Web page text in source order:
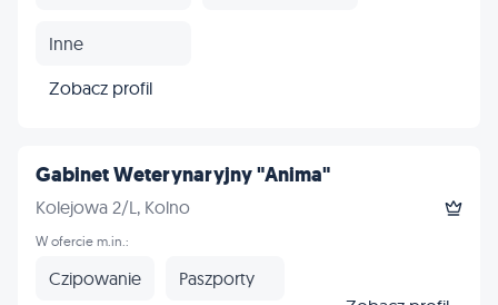
Inne
Zobacz profil
Gabinet Weterynaryjny "Anima"
Kolejowa 2/L, Kolno
W ofercie m.in.:
Czipowanie Paszporty